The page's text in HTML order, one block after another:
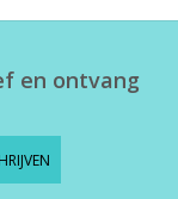
en ontvang